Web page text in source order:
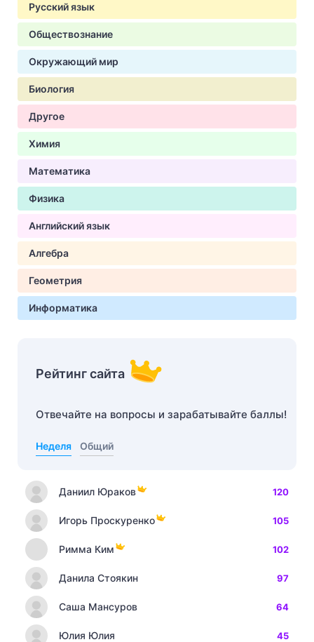
Русский язык
Обществознание
Окружающий мир
Биология
Другое
Химия
Математика
Физика
Английский язык
Алгебра
Геометрия
Информатика
Рейтинг сайта
Отвечайте на вопросы и зарабатывайте баллы!
Неделя Общий
Даниил Юраков 120
Игорь Проскуренко 105
Римма Ким 102
Данила Стоякин 97
Саша Мансуров 64
Юлия Юлия 45